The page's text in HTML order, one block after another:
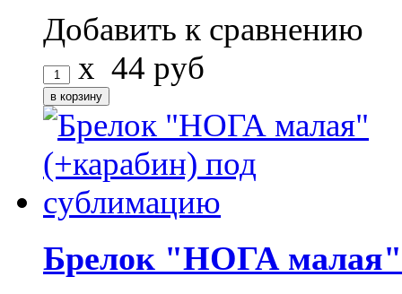
Добавить к сравнению
x 44 руб
Брелок "НОГА малая"